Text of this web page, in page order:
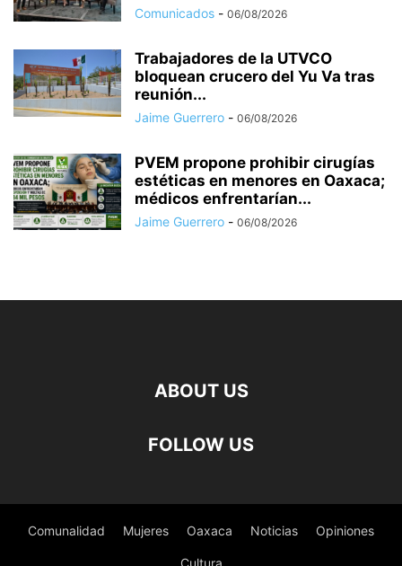
Comunicados - 06/08/2026
Trabajadores de la UTVCO
bloquean crucero del Yu Va tras
reunión...
Jaime Guerrero - 06/08/2026
PVEM propone prohibir cirugías
estéticas en menores en Oaxaca;
médicos enfrentarían...
Jaime Guerrero - 06/08/2026
ABOUT US
FOLLOW US
Comunalidad Mujeres Oaxaca Noticias Opiniones
Cultura